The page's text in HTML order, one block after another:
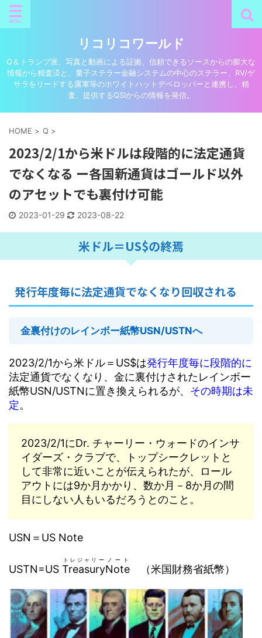
リコリコワールド
Q＆トランプ派、写真と動画による証拠、信頼できるソースからの膨大な
情報から精査済と、量子ステラー金融システムの中心のステラー、RV/ゲ
サラをリードする露軍等のホワイトハットデベロッパーと連携し、精
査、提供するQSIからの情報を発信。
HOME > Q >
2023/2/1から米ドルは段階的に法定通貨
でなくなる ー各国新通貨はゴールド以外
のアセットでも裏付け可能
2023-01-29 2023-08-22
米ドル＝US$の終焉
発行年度毎に法定通貨でなくなり回収される
金裏付けのレインボー紙幣USN/USTNへ
2023/2/1から米ドル＝US$は発行年度毎に段階的に
法定通貨でなくなり、金に裏付けされたレインボー
紙幣USN/USTNに置き換えられるが、 その時期は未
定。
2023/2/1にDr. チャーリー・ウォードのインサ
イダーズ・クラブで、トップシークレットと
して非常に近いことが伝えられたが、ロール
アウトには9か月かかり、数か月－8か月の間
目にしない人もいるだろうとのこと。
USN＝US Note
USTN=US Treasury
トレジャリー
Note
ノート
（米国財務省紙幣）